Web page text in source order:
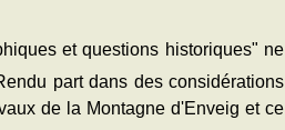
et questions historiques" ne
part dans des considérations
de la Montagne d'Enveig et ce